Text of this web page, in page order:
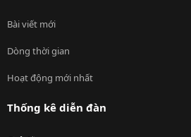
Bài viết mới
Dòng thời gian
Hoạt động mới nhất
Thống kê diễn đàn